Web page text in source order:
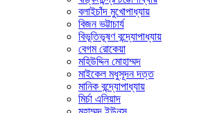
বলাইচাঁদ মুখোপাধ্যায়
বিজন ভট্টাচার্য
বিভূতিভূষণ বন্দ্যোপাধ্যায়
বেগম রোকেয়া
মহিউদ্দিন মোহাম্মদ
মাইকেল মধুসূদন দত্ত
মানিক বন্দ্যোপাধ্যায়
মির্চা এলিয়াদ